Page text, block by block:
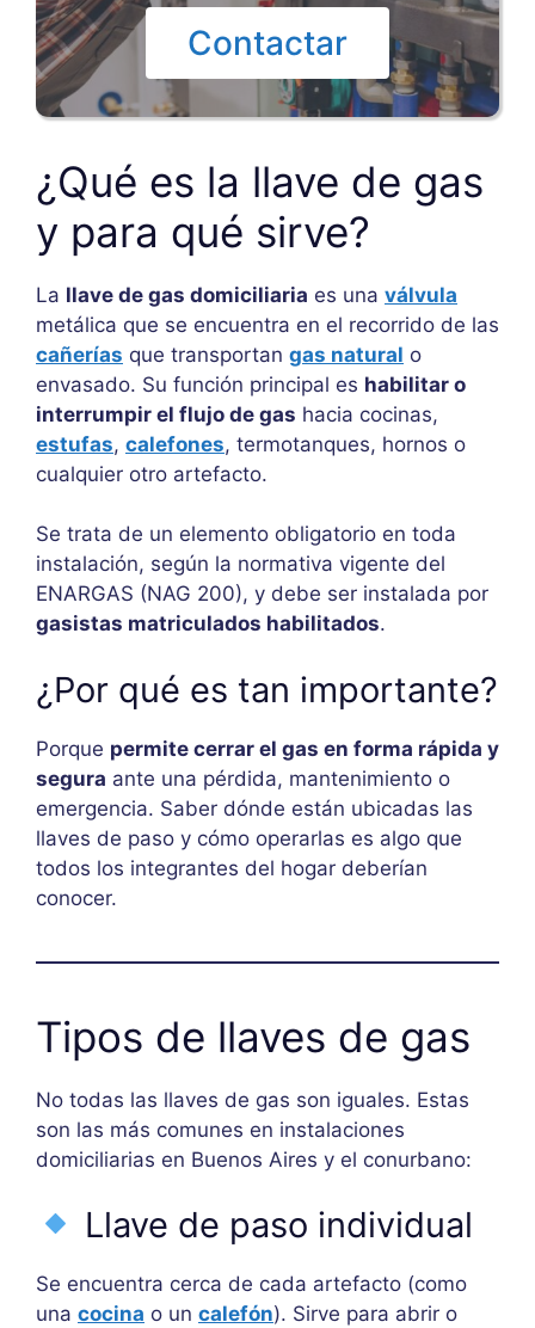
Contactar
¿Qué es la llave de gas
y para qué sirve?
La llave de gas domiciliaria es una válvula
metálica que se encuentra en el recorrido de las
cañerías que transportan gas natural o
envasado. Su función principal es habilitar o
interrumpir el flujo de gas hacia cocinas,
estufas, calefones, termotanques, hornos o
cualquier otro artefacto.
Se trata de un elemento obligatorio en toda
instalación, según la normativa vigente del
ENARGAS (NAG 200), y debe ser instalada por
gasistas matriculados habilitados.
¿Por qué es tan importante?
Porque permite cerrar el gas en forma rápida y
segura ante una pérdida, mantenimiento o
emergencia. Saber dónde están ubicadas las
llaves de paso y cómo operarlas es algo que
todos los integrantes del hogar deberían
conocer.
Tipos de llaves de gas
No todas las llaves de gas son iguales. Estas
son las más comunes en instalaciones
domiciliarias en Buenos Aires y el conurbano:
Llave de paso individual
Se encuentra cerca de cada artefacto (como
una cocina o un calefón). Sirve para abrir o